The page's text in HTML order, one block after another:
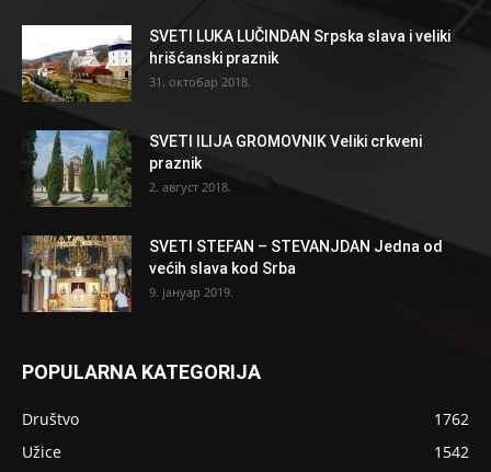
SVETI LUKA LUČINDAN Srpska slava i veliki
hrišćanski praznik
31. октобар 2018.
SVETI ILIJA GROMOVNIK Veliki crkveni
praznik
2. август 2018.
SVETI STEFAN – STEVANJDAN Jedna od
većih slava kod Srba
9. јануар 2019.
POPULARNA KATEGORIJA
Društvo
1762
Užice
1542